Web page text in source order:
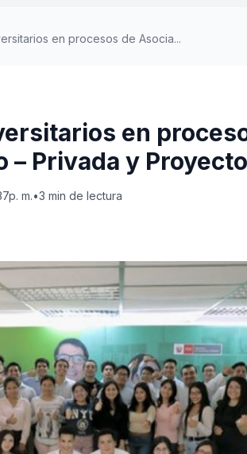
en procesos de Asocia...
en
– Privada y
m.•3 min de lectura